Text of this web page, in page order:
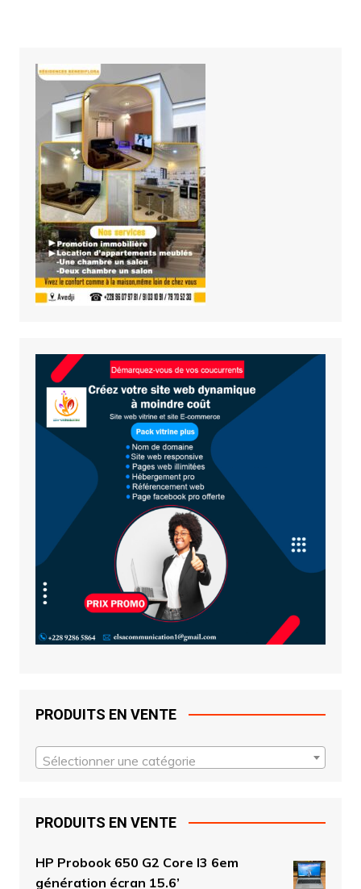
PRODUITS EN VENTE
Sélectionner une catégorie
PRODUITS EN VENTE
HP Probook 650 G2 Core I3 6em
génération écran 15.6’